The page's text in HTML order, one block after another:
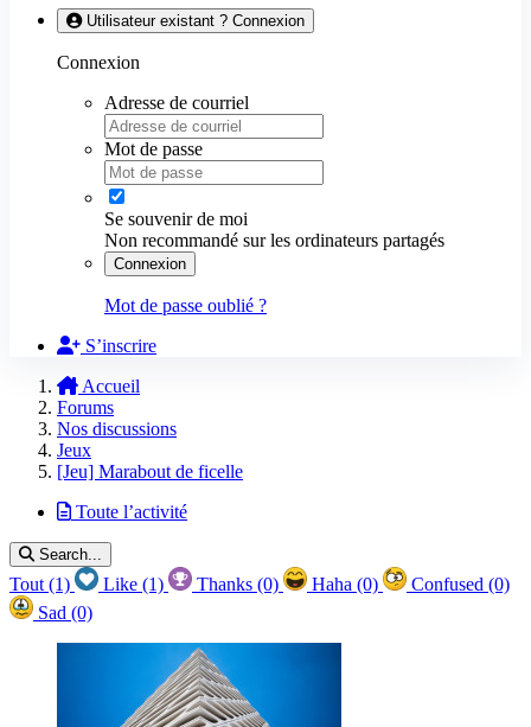
Utilisateur existant ? Connexion
Connexion
Adresse de courriel
Mot de passe
Se souvenir de moi
Non recommandé sur les ordinateurs partagés
Connexion
Mot de passe oublié ?
S’inscrire
Accueil
Forums
Nos discussions
Jeux
[Jeu] Marabout de ficelle
Toute l’activité
Search...
Tout (1) Like (1) Thanks (0) Haha (0) Confused (0)
Sad (0)